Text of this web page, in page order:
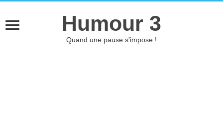
Humour 3
Quand une pause s'impose !